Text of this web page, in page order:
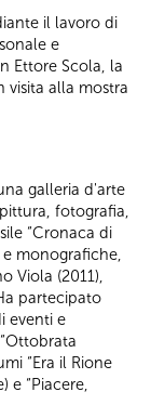
il lavoro di
e
Ettore Scola, la
visita alla mostra
galleria d'arte
fotografia,
“Cronaca di
monografiche,
Viola (2011),
partecipato
eventi e
“Era il Rione
e “Piacere,